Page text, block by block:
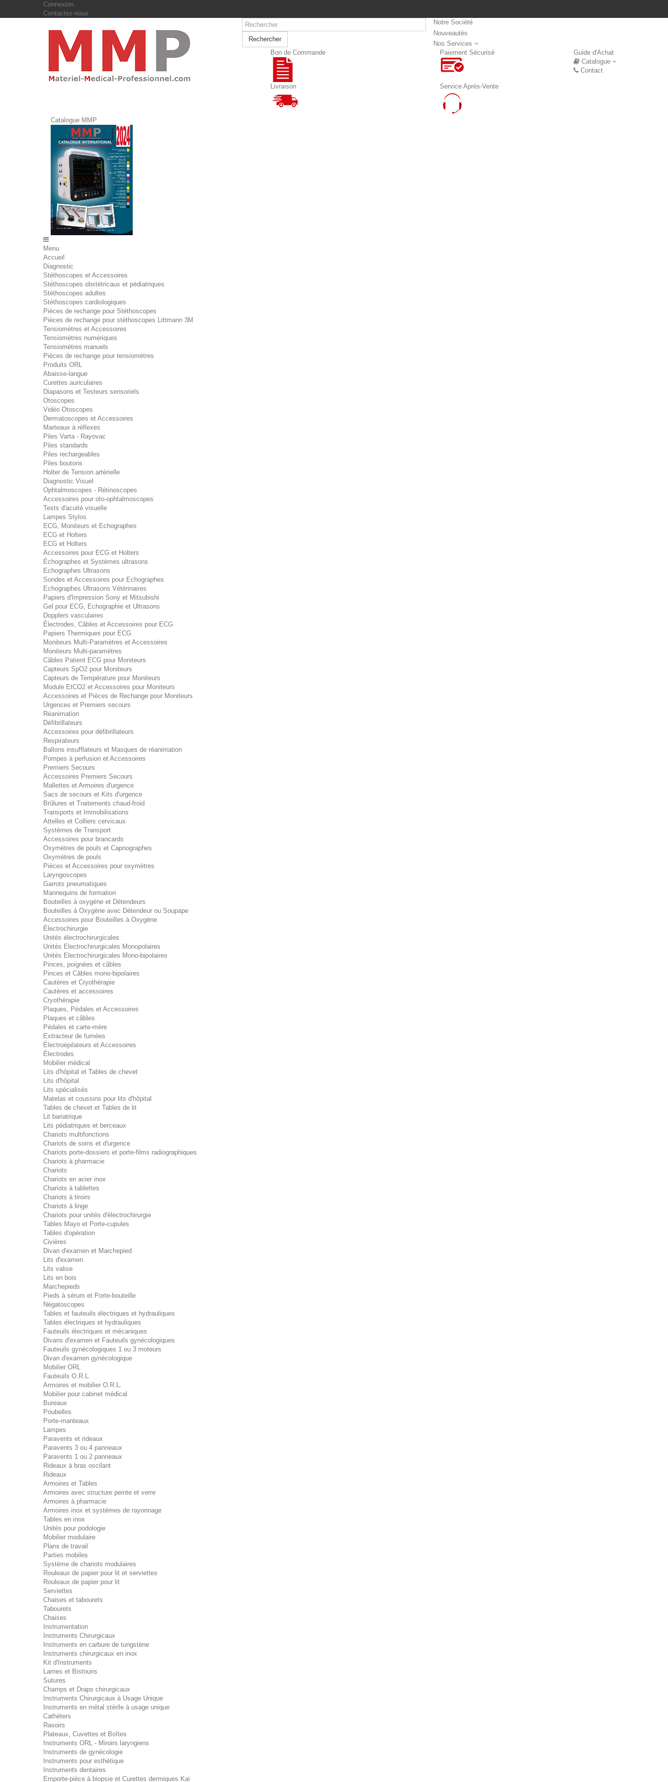
Connexion
Contactez-nous
Rechercher
Notre Société
Nouveautés
Nos Services
Bon de Commande
Paiement Sécurisé
Livraison Service Après-Vente
Guide d'Achat
Catalogue
Catalogue MMP
Contact
Menu
Accueil
Diagnostic
Stéthoscopes et Accessoires
Stéthoscopes obstétricaux et pédiatriques
Stéthoscopes adultes
Stéthoscopes cardiologiques
Pièces de rechange pour Stéthoscopes
Pièces de rechange pour stéthoscopes Littmann 3M
Tensiomètres et Accessoires
Tensiomètres numériques
Tensiomètres manuels
Pièces de rechange pour tensiomètres
Produits ORL
Abaisse-langue
Curettes auriculaires
Diapasons et Testeurs sensoriels
Otoscopes
Vidéo Otoscopes
Dermatoscopes et Accessoires
Marteaux à réflexes
Piles Varta - Rayovac
Piles standards
Piles rechargeables
Piles boutons
Holter de Tension artérielle
Diagnostic Visuel
Ophtalmoscopes - Rétinoscopes
Accessoires pour oto-ophtalmoscopes
Tests d'acuité visuelle
Lampes Stylos
ECG, Moniteurs et Echographes
ECG et Holters
ECG et Holters
Accessoires pour ECG et Holters
Échographes et Systèmes ultrasons
Echographes Ultrasons
Sondes et Accessoires pour Echographes
Echographes Ultrasons Vétérinaires
Papiers d'Impression Sony et Mitsubishi
Gel pour ECG, Echographie et Ultrasons
Dopplers vasculaires
Électrodes, Câbles et Accessoires pour ECG
Papiers Thermiques pour ECG
Moniteurs Multi-Paramètres et Accessoires
Moniteurs Multi-paramètres
Câbles Patient ECG pour Moniteurs
Capteurs SpO2 pour Moniteurs
Capteurs de Température pour Moniteurs
Module EtCO2 et Accessoires pour Moniteurs
Accessoires et Pièces de Rechange pour Moniteurs
Urgences et Premiers secours
Réanimation
Défibrillateurs
Accessoires pour défibrillateurs
Respirateurs
Ballons insufflateurs et Masques de réanimation
Pompes à perfusion et Accessoires
Premiers Secours
Accessoires Premiers Secours
Mallettes et Armoires d'urgence
Sacs de secours et Kits d'urgence
Brûlures et Traitements chaud-froid
Transports et Immobilisations
Attelles et Colliers cervicaux
Systèmes de Transport
Accessoires pour brancards
Oxymètres de pouls et Capnographes
Oxymètres de pouls
Pièces et Accessoires pour oxymètres
Laryngoscopes
Garrots pneumatiques
Mannequins de formation
Bouteilles à oxygène et Détendeurs
Bouteilles à Oxygène avec Détendeur ou Soupape
Accessoires pour Bouteilles à Oxygène
Électrochirurgie
Unités électrochirurgicales
Unités Electrochirurgicales Monopolaires
Unités Electrochirurgicales Mono-bipolaires
Pinces, poignées et câbles
Pinces et Câbles mono-bipolaires
Cautères et Cryothérapie
Cautères et accessoires
Cryothérapie
Plaques, Pédales et Accessoires
Plaques et câbles
Pédales et carte-mère
Extracteur de fumées
Électroépilateurs et Accessoires
Électrodes
Mobilier médical
Lits d'hôpital et Tables de chevet
Lits d'hôpital
Lits spécialisés
Matelas et coussins pour lits d'hôpital
Tables de chevet et Tables de lit
Lit bariatrique
Lits pédiatriques et berceaux
Chariots multifonctions
Chariots de soins et d'urgence
Chariots porte-dossiers et porte-films radiographiques
Chariots à pharmacie
Chariots
Chariots en acier inox
Chariots à tablettes
Chariots à tiroirs
Chariots à linge
Chariots pour unités d'électrochirurgie
Tables Mayo et Porte-cupules
Tables d'opération
Civières
Divan d'examen et Marchepied
Lits d'examen
Lits valise
Lits en bois
Marchepieds
Pieds à sérum et Porte-bouteille
Négatoscopes
Tables et fauteuils électriques et hydrauliques
Tables électriques et hydrauliques
Fauteuils électriques et mécaniques
Divans d'examen et Fauteuils gynécologiques
Fauteuils gynécologiques 1 ou 3 moteurs
Divan d'examen gynécologique
Mobilier ORL
Fauteuils O.R.L.
Armoires et mobilier O.R.L.
Mobilier pour cabinet médical
Bureaux
Poubelles
Porte-manteaux
Lampes
Paravents et rideaux
Paravents 3 ou 4 panneaux
Paravents 1 ou 2 panneaux
Rideaux à bras oscilant
Rideaux
Armoires et Tables
Armoires avec structure peinte et verre
Armoires à pharmacie
Armoires inox et systèmes de rayonnage
Tables en inox
Unités pour podologie
Mobilier modulaire
Plans de travail
Parties mobiles
Système de chariots modulaires
Rouleaux de papier pour lit et serviettes
Rouleaux de papier pour lit
Serviettes
Chaises et tabourets
Tabourets
Chaises
Instrumentation
Instruments Chirurgicaux
Instruments en carbure de tungstène
Instruments chirurgicaux en inox
Kit d'Instruments
Lames et Bistouris
Sutures
Champs et Draps chirurgicaux
Instruments Chirurgicaux à Usage Unique
Instruments en métal stérile à usage unique
Cathéters
Rasoirs
Plateaux, Cuvettes et Boîtes
Instruments ORL - Miroirs laryngiens
Instruments de gynécologie
Instruments pour esthétique
Instruments dentaires
Emporte-pièce à biopsie et Curettes dermiques Kai